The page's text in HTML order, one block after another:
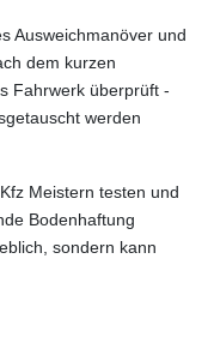
Ausweichmanöver und
dem kurzen
Fahrwerk überprüft -
werden
Meistern testen und
Bodenhaftung
sondern kann